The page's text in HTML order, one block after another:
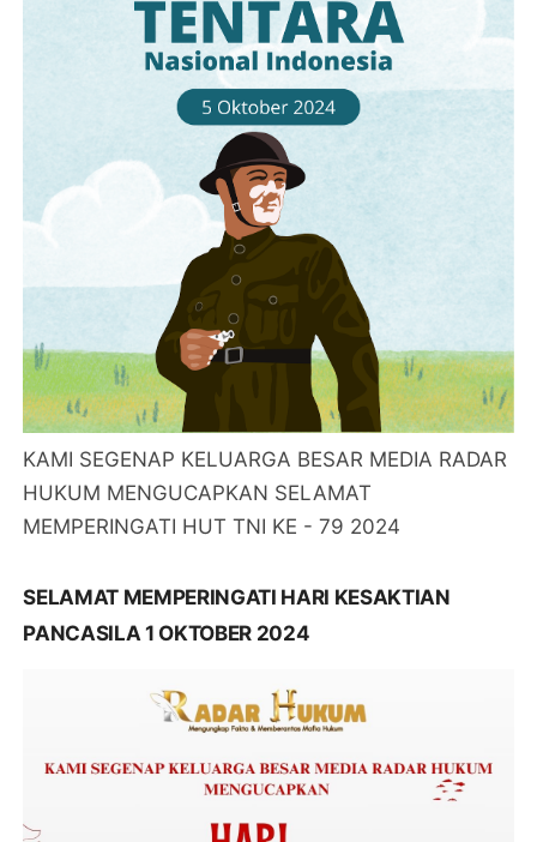
KAMI SEGENAP KELUARGA BESAR MEDIA RADAR
HUKUM MENGUCAPKAN SELAMAT
MEMPERINGATI HUT TNI KE - 79 2024
SELAMAT MEMPERINGATI HARI KESAKTIAN
PANCASILA 1 OKTOBER 2024